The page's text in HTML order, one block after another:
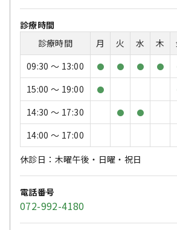
診療時間
診療時間
月 火 水 木
09:30 〜 13:00
● ● ● ●
15:00 〜 19:00 ●
14:30 〜 17:30 ● ●
14:00 〜 17:00
休診日：木曜午後・日曜・祝日
電話番号
072-992-4180